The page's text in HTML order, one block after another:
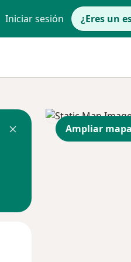
Iniciar sesión ¿Eres un
Ampliar mapa